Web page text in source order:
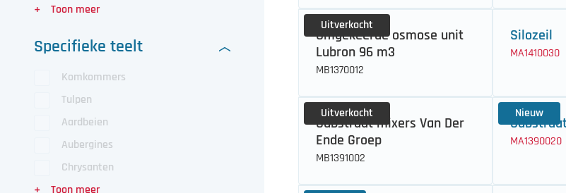
Specifieke teelt
Komkommers
Tulpen
Aardbeien
Aubergines
Chrysanten
Uitverkocht
Omgekeerde osmose unit
Lubron 96 m3
MB1370012
Silozeil
MA1410030
Uitverkocht
Substraat mixers Van Der
Ende Groep
MB1391002
Nieuw
MA1390020